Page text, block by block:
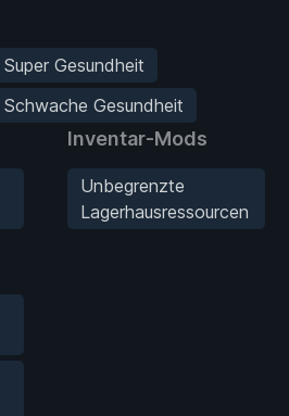
Gesundheit
Gesundheit
Inventar-Mods
Unbegrenzte
Lagerhausressourcen